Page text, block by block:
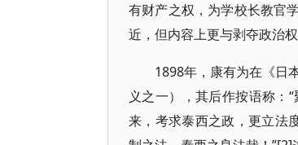
有财产之权，为学校长教官
近，但内容上更与剥夺政治权
1898年，康有为在《日
义之一），其后作按语称：
来，考求泰西之政，更立法